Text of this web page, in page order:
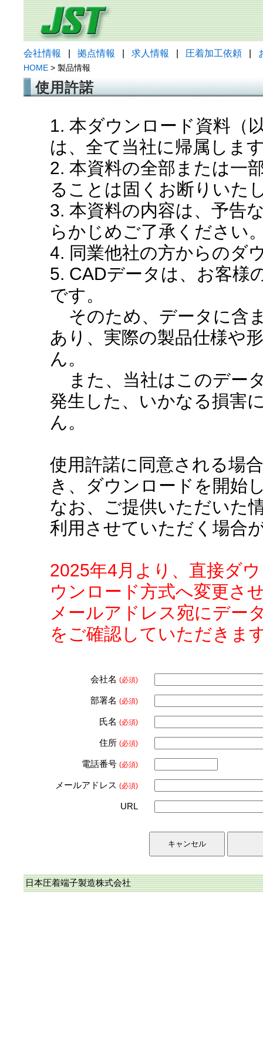
会社情報 拠点情報 求人情報 圧着加工依頼
HOME > 製品情報
使用許諾
1. 本ダウンロード資料（
は、全て当社に帰属しま
2. 本資料の全部または一
ることは固くお断りいた
3. 本資料の内容は、予告
らかじめご了承ください
4. 同業他社の方からのダ
5. CADデータは、お客様
です。
そのため、データに含
あり、実際の製品仕様や
ん。
また、当社はこのデー
発生した、いかなる損害
ん。
使用許諾に同意される場
き、ダウンロードを開始
なお、ご提供いただいた
利用させていただく場合
2025年4月より、直接ダ
ウンロード方式へ変更さ
メールアドレス宛にデー
をご確認していただきま
会社名 (必須)
部署名 (必須)
氏名 (必須)
住所 (必須)
電話番号 (必須)
メールアドレス (必須)
URL
日本圧着端子製造株式会社